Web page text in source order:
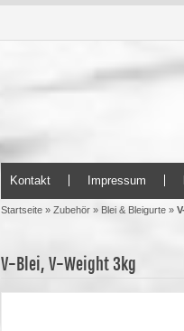
Kontakt Impressum
Startseite » Zubehör » Blei & Bleigurte »
V-Blei, V-Weight 3kg